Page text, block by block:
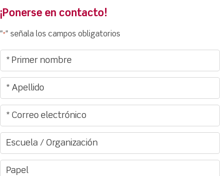
¡Ponerse en contacto!
"*" señala los campos obligatorios